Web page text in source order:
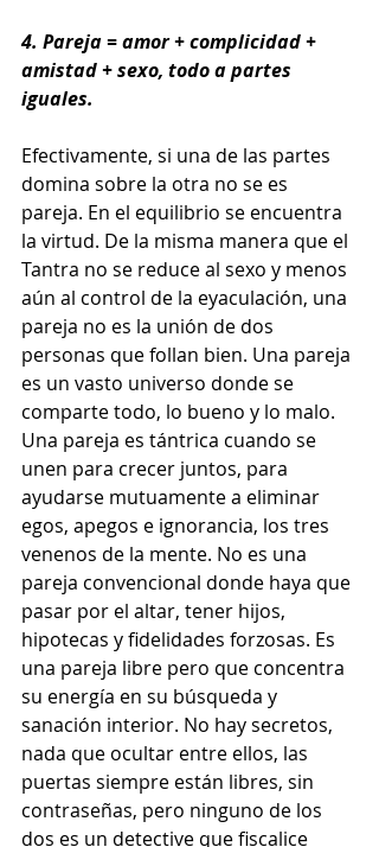
4. Pareja = amor + complicidad +
amistad + sexo, todo a partes
iguales.
Efectivamente, si una de las partes
domina sobre la otra no se es
pareja. En el equilibrio se encuentra
la virtud. De la misma manera que el
Tantra no se reduce al sexo y menos
aún al control de la eyaculación, una
pareja no es la unión de dos
personas que follan bien. Una pareja
es un vasto universo donde se
comparte todo, lo bueno y lo malo.
Una pareja es tántrica cuando se
unen para crecer juntos, para
ayudarse mutuamente a eliminar
egos, apegos e ignorancia, los tres
venenos de la mente. No es una
pareja convencional donde haya que
pasar por el altar, tener hijos,
hipotecas y fidelidades forzosas. Es
una pareja libre pero que concentra
su energía en su búsqueda y
sanación interior. No hay secretos,
nada que ocultar entre ellos, las
puertas siempre están libres, sin
contraseñas, pero ninguno de los
dos es un detective que fiscalice